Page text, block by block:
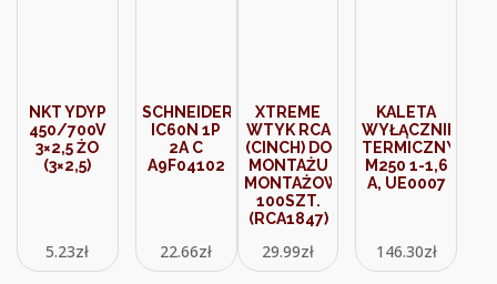
NKT YDYP
450/700V
3×2,5 ŻO
(3×2,5)
5.23zł
SCHNEIDER
IC60N 1P
2A C
A9F04102
22.66zł
XTREME
WTYK RCA
(CINCH) DO
MONTAŻU
MONTAŻOWY
100SZT.
(RCA1847)
29.99zł
KALETA
WYŁĄCZNIK
TERMICZNY
M250 1-1,6
A, UE0007
146.30zł